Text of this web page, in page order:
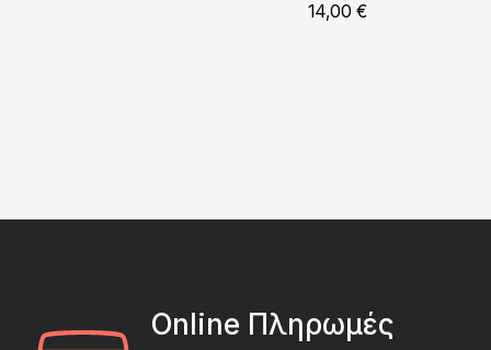
14,00 €
Online Πληρωμές